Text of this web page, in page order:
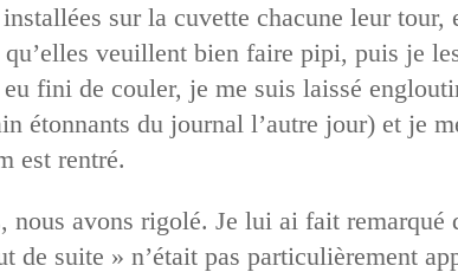
sur la cuvette chacune leur
veuillent bien faire pipi, puis je
fini de couler, je me suis laissé
étonnants du journal l’autre jour) et je
est rentré.
nous avons rigolé. Je lui ai fait
de suite » n’était pas particulièrement